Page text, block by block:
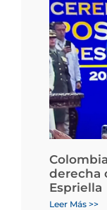
derecha
Espriella
Leer Más >>